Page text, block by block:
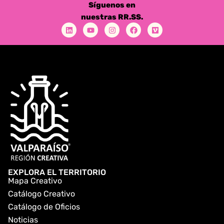
Síguenos en
nuestras RR.SS.
EXPLORA EL TERRITORIO
Mapa Creativo
Catálogo Creativo
Catálogo de Oficios
Noticias